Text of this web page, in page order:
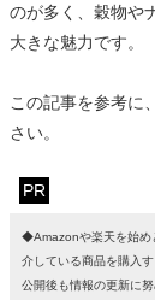
のが多く、穀物や
大きな魅力です。
この記事を参考に
さい。
PR
◆Amazonや楽天を始め
介している商品を購入
公開後も情報の更新に